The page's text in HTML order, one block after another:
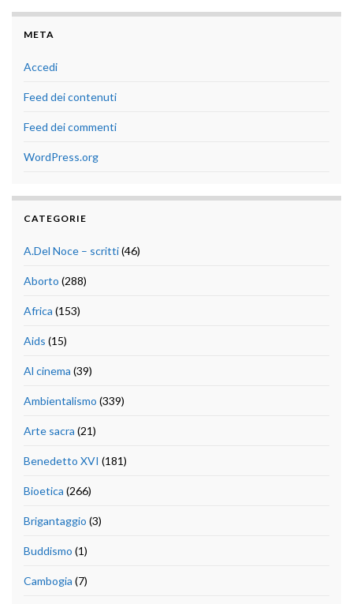
META
Accedi
Feed dei contenuti
Feed dei commenti
WordPress.org
CATEGORIE
A.Del Noce – scritti(46)
Aborto (288)
Africa (153)
Aids (15)
Al cinema (39)
Ambientalismo (339)
Arte sacra (21)
Benedetto XVI (181)
Bioetica (266)
Brigantaggio (3)
Buddismo (1)
Cambogia (7)